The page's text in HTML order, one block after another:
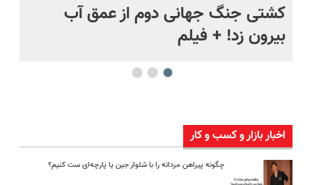
کشتی‌ جنگ جهانی دوم از عمق آب
بیرون زد! + فیلم
اخبار بازار و کسب و کار
چگونه پیراهن مردانه را با شلوار جین یا پارچه‌ای ست کنیم؟